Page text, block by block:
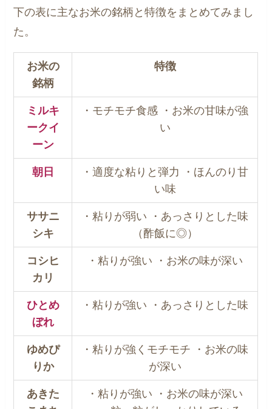
下の表に主なお米の銘柄と特徴をまとめてみまし
た。
お米の
銘柄
特徴
ミルキ
ークイ
ーン
・モチモチ食感 ・お米の甘味が強
い
朝日
・適度な粘りと弾力 ・ほんのり甘
い味
ササニ
シキ
・粘りが弱い ・あっさりとした味
（酢飯に◎）
コシヒ
カリ
・粘りが強い ・お米の味が深い
ひとめ
ぼれ
・粘りが強い ・あっさりとした味
ゆめぴ
りか
・粘りが強くモチモチ ・お米の味
が深い
あきた
・粘りが強い ・お米の味が深い